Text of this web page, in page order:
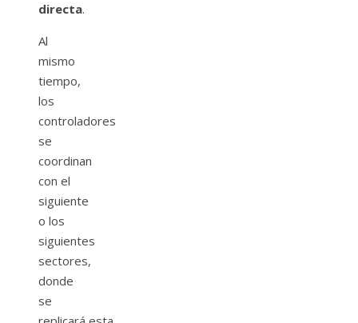
directa.
Al
mismo
tiempo,
los
controladores
se
coordinan
con el
siguiente
o los
siguientes
sectores,
donde
se